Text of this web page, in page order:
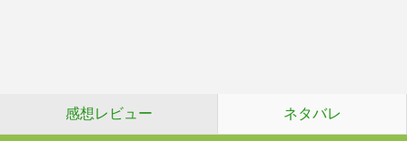
感想レビュー ネタバレ